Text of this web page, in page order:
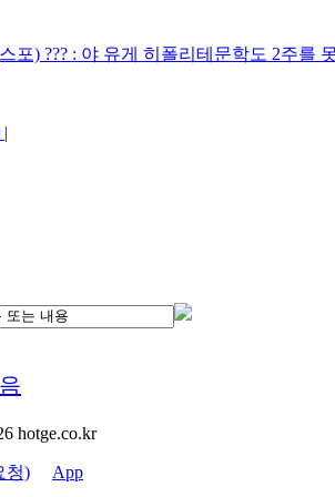
포) ??? : 야 유게 히폴리테문학도 2주를
hotge.co.kr
청) App